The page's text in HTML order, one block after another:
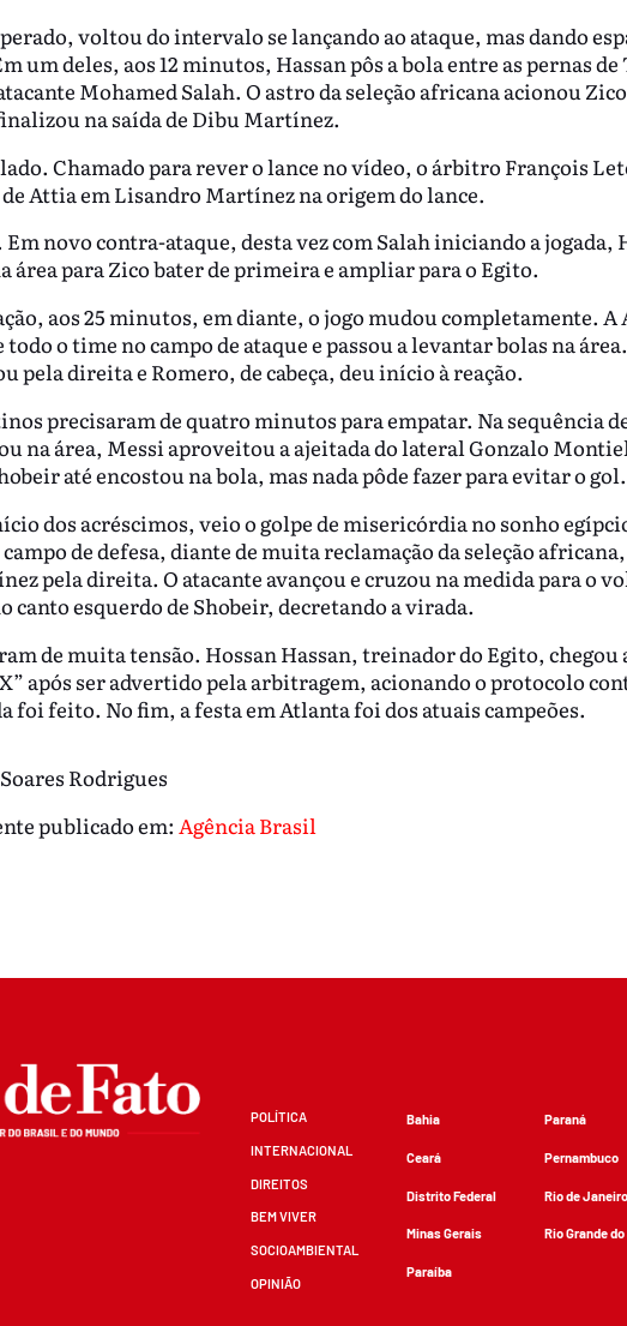
voltou do intervalo se lançando ao ataque, mas dando
um deles, aos 12 minutos, Hassan pôs a bola entre as pernas
Mohamed Salah. O astro da seleção africana acionou
na saída de Dibu Martínez.
Chamado para rever o lance no vídeo, o árbitro François
Attia em Lisandro Martínez na origem do lance.
novo contra-ataque, desta vez com Salah iniciando a jogada,
área para Zico bater de primeira e ampliar para o Egito.
aos 25 minutos, em diante, o jogo mudou completamente.
o time no campo de ataque e passou a levantar bolas na
pela direita e Romero, de cabeça, deu início à reação.
precisaram de quatro minutos para empatar. Na sequência
na área, Messi aproveitou a ajeitada do lateral Gonzalo
até encostou na bola, mas nada pôde fazer para evitar o gol.
dos acréscimos, veio o golpe de misericórdia no sonho
de defesa, diante de muita reclamação da seleção
pela direita. O atacante avançou e cruzou na medida para o
canto esquerdo de Shobeir, decretando a virada.
de muita tensão. Hossan Hassan, treinador do Egito, chegou
após ser advertido pela arbitragem, acionando o protocolo
foi feito. No fim, a festa em Atlanta foi dos atuais campeões.
Rodrigues
publicado em: Agência Brasil
POLÍTICA
INTERNACIONAL
DIREITOS
BEM VIVER
SOCIOAMBIENTAL
OPINIÃO
Bahia
Ceará
Distrito Federal
Minas Gerais
Paraíba
Paraná
Pernambuco
Rio de Janeiro
Rio Grande do